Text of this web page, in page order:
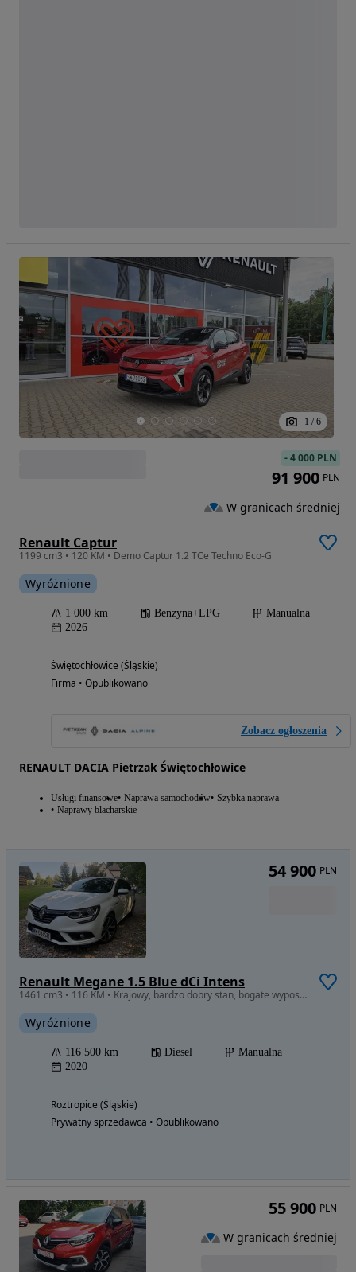
1 / 6
Renault Captur
1199 cm3 • 120 KM • Demo Captur 1.2 TCe Techno Eco-G
Wyróżnione
1 000 km Benzyna+LPG
Manualna
2026
Świętochłowice (Śląskie)
Firma • Opublikowano
Zobacz ogłoszenia
RENAULT DACIA Pietrzak Świętochłowice
Usługi finansowe Naprawa samochodów Szybka naprawa
Naprawy blacharskie
-4 000 PLN
91 900 PLN
W granicach średniej
Renault Megane 1.5 Blue dCi Intens
1461 cm3 • 116 KM • Krajowy, bardzo dobry stan, bogate wyposażenie.
Wyróżnione
116 500 km Diesel
Manualna
2020
Roztropice (Śląskie)
Prywatny sprzedawca • Opublikowano
54 900 PLN
55 900 PLN
W granicach średniej